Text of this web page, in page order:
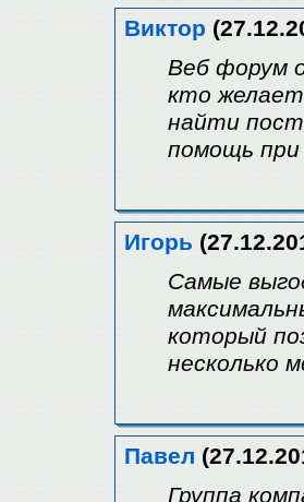
Виктор
Веб форум
кто желает
найти
помощь при
Игорь
Самые
который
несколько
Павел
Группа